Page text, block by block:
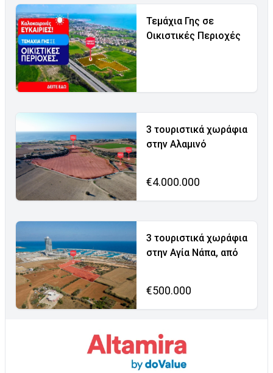
Τεμάχια Γης σε
Οικιστικές Περιοχές
3 τουριστικά χωράφια
στην Αλαμινό
€4.000.000
3 τουριστικά χωράφια
στην Αγία Νάπα, από
€500.000